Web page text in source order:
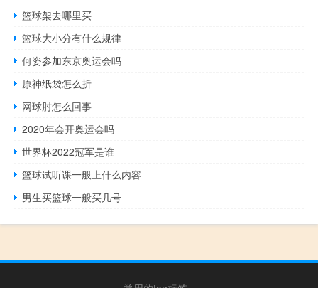
篮球架去哪里买
篮球大小分有什么规律
何姿参加东京奥运会吗
原神纸袋怎么折
网球肘怎么回事
2020年会开奥运会吗
世界杯2022冠军是谁
篮球试听课一般上什么内容
男生买篮球一般买几号